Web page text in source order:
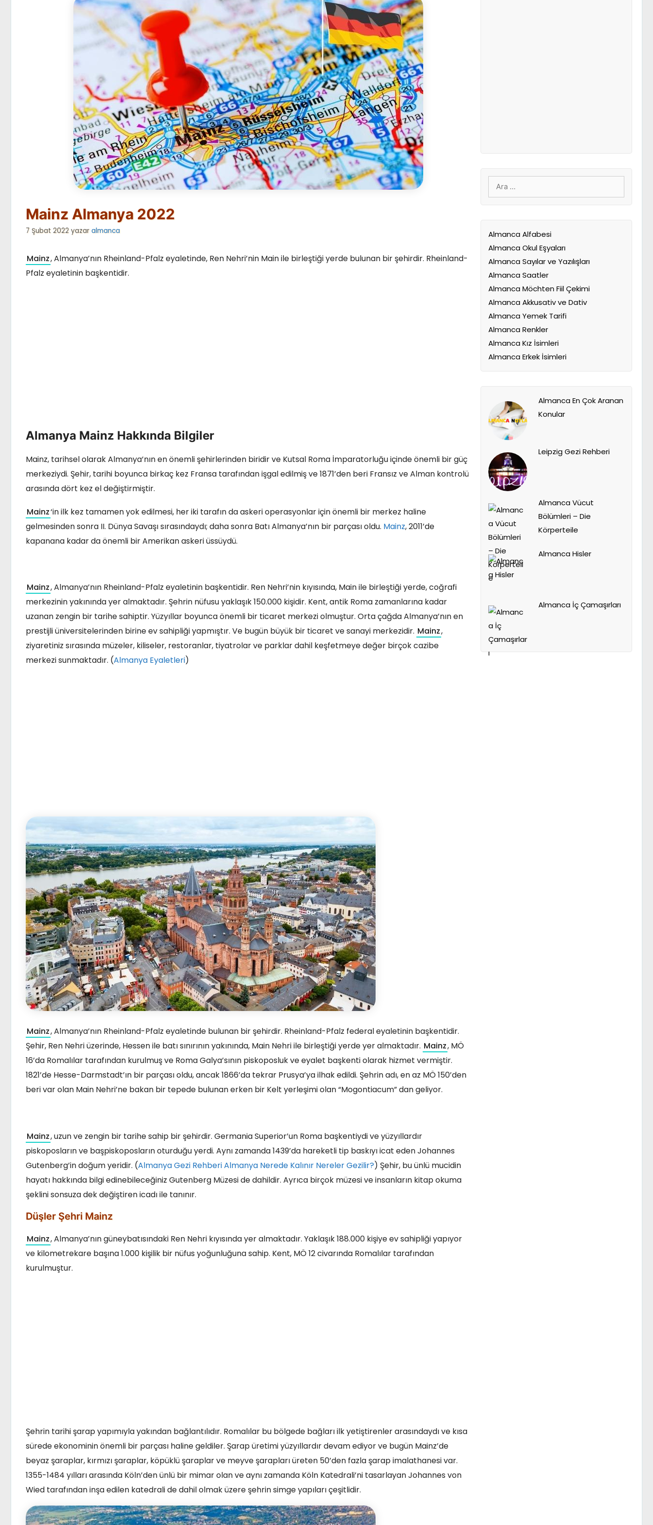
Mainz Almanya 2022
7 Şubat 2022 yazar almanca
Mainz, Almanya’nın Rheinland-Pfalz eyaletinde, Ren Nehri’nin Main ile birleştiği yerde bulunan bir şehirdir. Rheinland-
Pfalz eyaletinin başkentidir.
Almanya Mainz Hakkında Bilgiler
Mainz, tarihsel olarak Almanya’nın en önemli şehirlerinden biridir ve Kutsal Roma İmparatorluğu içinde önemli bir güç
merkeziydi. Şehir, tarihi boyunca birkaç kez Fransa tarafından işgal edilmiş ve 1871’den beri Fransız ve Alman kontrolü
arasında dört kez el değiştirmiştir.
Mainz‘in ilk kez tamamen yok edilmesi, her iki tarafın da askeri operasyonlar için önemli bir merkez haline
gelmesinden sonra II. Dünya Savaşı sırasındaydı; daha sonra Batı Almanya’nın bir parçası oldu. Mainz, 2011’de
kapanana kadar da önemli bir Amerikan askeri üssüydü.
Mainz, Almanya’nın Rheinland-Pfalz eyaletinin başkentidir. Ren Nehri’nin kıyısında, Main ile birleştiği yerde, coğrafi
merkezinin yakınında yer almaktadır. Şehrin nüfusu yaklaşık 150.000 kişidir. Kent, antik Roma zamanlarına kadar
uzanan zengin bir tarihe sahiptir. Yüzyıllar boyunca önemli bir ticaret merkezi olmuştur. Orta çağda Almanya’nın en
prestijli üniversitelerinden birine ev sahipliği yapmıştır. Ve bugün büyük bir ticaret ve sanayi merkezidir. Mainz,
ziyaretiniz sırasında müzeler, kiliseler, restoranlar, tiyatrolar ve parklar dahil keşfetmeye değer birçok cazibe
merkezi sunmaktadır. (Almanya Eyaletleri)
Mainz, Almanya’nın Rheinland-Pfalz eyaletinde bulunan bir şehirdir. Rheinland-Pfalz federal eyaletinin başkentidir.
Şehir, Ren Nehri üzerinde, Hessen ile batı sınırının yakınında, Main Nehri ile birleştiği yerde yer almaktadır. Mainz, MÖ
16’da Romalılar tarafından kurulmuş ve Roma Galya’sının piskoposluk ve eyalet başkenti olarak hizmet vermiştir.
1821’de Hesse-Darmstadt’ın bir parçası oldu, ancak 1866’da tekrar Prusya’ya ilhak edildi. Şehrin adı, en az MÖ 150’den
beri var olan Main Nehri’ne bakan bir tepede bulunan erken bir Kelt yerleşimi olan “Mogontiacum” dan geliyor.
Mainz, uzun ve zengin bir tarihe sahip bir şehirdir. Germania Superior’un Roma başkentiydi ve yüzyıllardır
piskoposların ve başpiskoposların oturduğu yerdi. Aynı zamanda 1439’da hareketli tip baskıyı icat eden Johannes
Gutenberg’in doğum yeridir. (Almanya Gezi Rehberi Almanya Nerede Kalınır Nereler Gezilir?) Şehir, bu ünlü mucidin
hayatı hakkında bilgi edinebileceğiniz Gutenberg Müzesi de dahildir. Ayrıca birçok müzesi ve insanların kitap okuma
şeklini sonsuza dek değiştiren icadı ile tanınır.
Düşler Şehri Mainz
Mainz, Almanya’nın güneybatısındaki Ren Nehri kıyısında yer almaktadır. Yaklaşık 188.000 kişiye ev sahipliği yapıyor
ve kilometrekare başına 1.000 kişilik bir nüfus yoğunluğuna sahip. Kent, MÖ 12 civarında Romalılar tarafından
kurulmuştur.
Şehrin tarihi şarap yapımıyla yakından bağlantılıdır. Romalılar bu bölgede bağları ilk yetiştirenler arasındaydı ve kısa
sürede ekonominin önemli bir parçası haline geldiler. Şarap üretimi yüzyıllardır devam ediyor ve bugün Mainz’de
beyaz şaraplar, kırmızı şaraplar, köpüklü şaraplar ve meyve şarapları üreten 50’den fazla şarap imalathanesi var.
1355-1484 yılları arasında Köln’den ünlü bir mimar olan ve aynı zamanda Köln Katedrali’ni tasarlayan Johannes von
Wied tarafından inşa edilen katedrali de dahil olmak üzere şehrin simge yapıları çeşitlidir.
için
ara
Almanca Alfabesi
Almanca Okul Eşyaları
Almanca Sayılar ve Yazılışları
Almanca Saatler
Almanca Möchten Fiil Çekimi
Almanca Akkusativ ve Dativ
Almanca Yemek Tarifi
Almanca Renkler
Almanca Kız İsimleri
Almanca Erkek İsimleri
Almanca En Çok Aranan
Konular
Leipzig Gezi Rehberi
Almanca Vücut
Bölümleri – Die
Körperteile
Almanca Hisler
Almanca İç Çamaşırları